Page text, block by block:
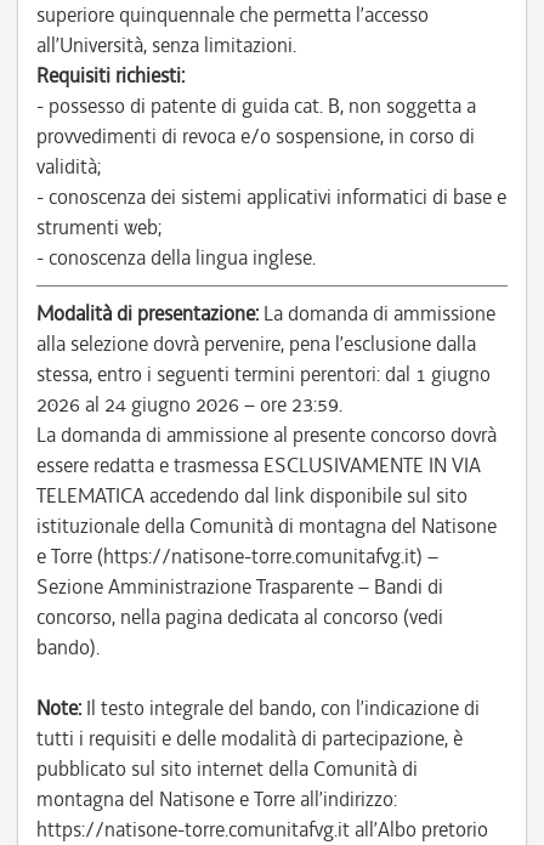
superiore quinquennale che permetta l’accesso
all’Università, senza limitazioni.
Requisiti richiesti:
- possesso di patente di guida cat. B, non soggetta a
provvedimenti di revoca e/o sospensione, in corso di
validità;
- conoscenza dei sistemi applicativi informatici di base e
strumenti web;
- conoscenza della lingua inglese.
Modalità di presentazione: La domanda di ammissione
alla selezione dovrà pervenire, pena l’esclusione dalla
stessa, entro i seguenti termini perentori: dal 1 giugno
2026 al 24 giugno 2026 – ore 23:59.
La domanda di ammissione al presente concorso dovrà
essere redatta e trasmessa ESCLUSIVAMENTE IN VIA
TELEMATICA accedendo dal link disponibile sul sito
istituzionale della Comunità di montagna del Natisone
e Torre (https://natisone-torre.comunitafvg.it) –
Sezione Amministrazione Trasparente – Bandi di
concorso, nella pagina dedicata al concorso (vedi
bando).
Note: Il testo integrale del bando, con l’indicazione di
tutti i requisiti e delle modalità di partecipazione, è
pubblicato sul sito internet della Comunità di
montagna del Natisone e Torre all’indirizzo:
https://natisone-torre.comunitafvg.it all’Albo pretorio